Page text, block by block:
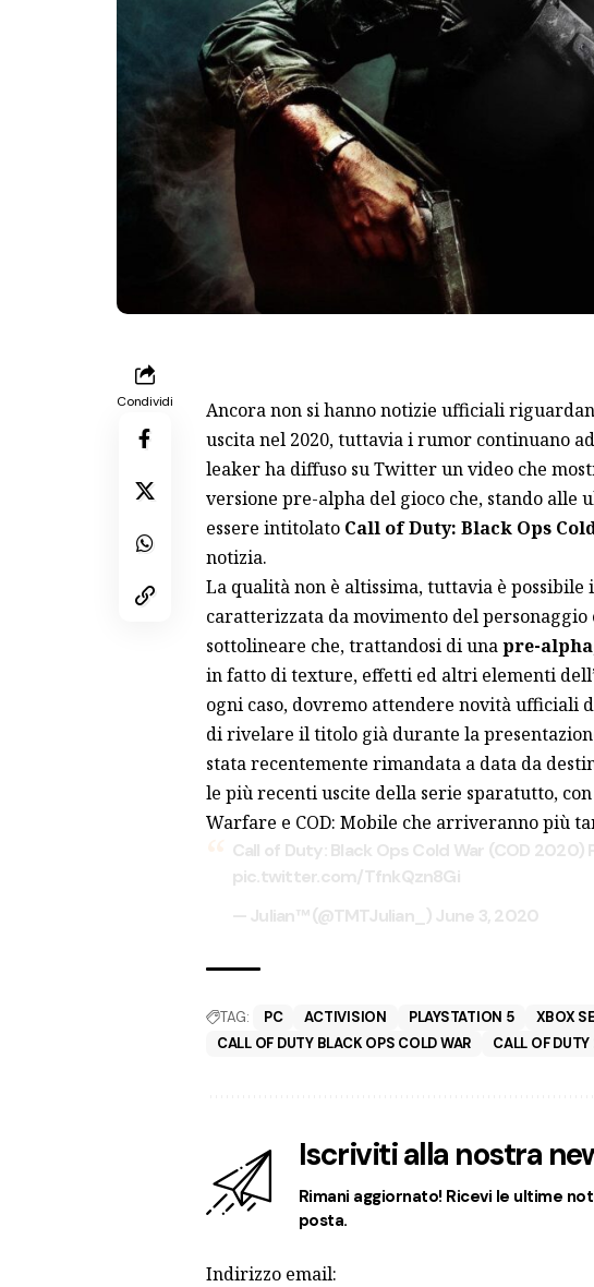
Condividi
Ancora non si hanno notizie ufficiali
uscita nel 2020, tuttavia i rumor continuano
leaker ha diffuso suTwitterun video che
versione pre-alpha del gioco che, stando alle
essere intitolato Call of Duty: Black Ops
notizia.
La qualità non è altissima, tuttavia è
caratterizzata da movimento del
sottolineare che, trattandosi di unapre-alpha
in fatto di texture, effetti ed altri elementi
ogni caso, dovremo attendere novità ufficiali
di rivelare il titolo già durante la
stata recentemente rimandataa data da
le più recenti uscite della serie sparatutto,
Warfare e COD: Mobile che arriveranno più
Call of Duty: Black Ops Cold War (COD 2020)
pic.twitter.com/TfnkQzn8Gi
— Julian™ (@TMTJulian_) June 3, 2020
TAG: PC ACTIVISION PLAYSTATION 5 XBOX
CALL OF DUTY BLACK OPS COLD WAR
CALL OF
Iscriviti alla nostra
Rimani aggiornato! Ricevi le ultime
posta.
Indirizzo email: